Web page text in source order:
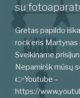
su
Gretas papildo
rock’eris
Sveikiname
Nepamiršk mūsų
👉Youtube –
https://